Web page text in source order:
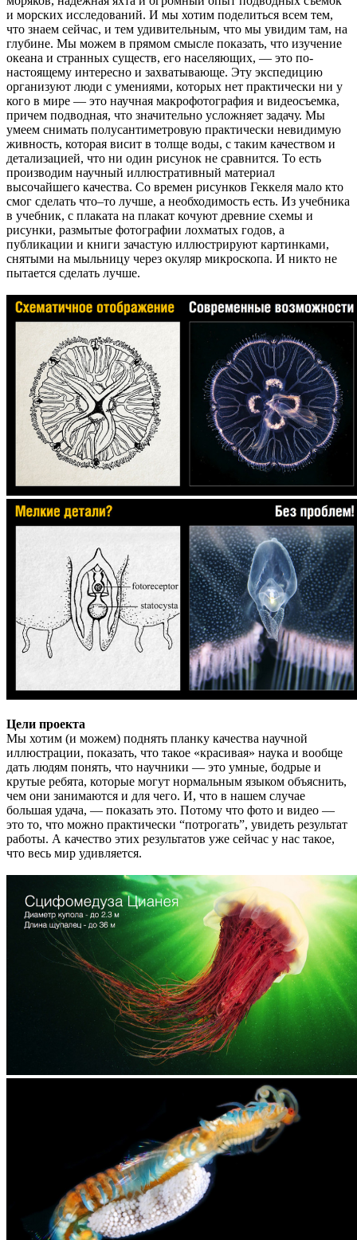
и морских исследований. И мы хотим поделиться всем тем,
что знаем сейчас, и тем удивительным, что мы увидим там, на
глубине. Мы можем в прямом смысле показать, что изучение
океана и странных существ, его населяющих, — это по-
настоящему интересно и захватывающе. Эту экспедицию
организуют люди с умениями, которых нет практически ни у
кого в мире — это научная макрофотография и видеосъемка,
причем подводная, что значительно усложняет задачу. Мы
умеем снимать полусантиметровую практически невидимую
живность, которая висит в толще воды, с таким качеством и
детализацией, что ни один рисунок не сравнится. То есть
производим научный иллюстративный материал
высочайшего качества. Со времен рисунков Геккеля мало кто
смог сделать что–то лучше, а необходимость есть. Из учебника
в учебник, с плаката на плакат кочуют древние схемы и
рисунки, размытые фотографии лохматых годов, а
публикации и книги зачастую иллюстрируют картинками,
снятыми на мыльницу через окуляр микроскопа. И никто не
пытается сделать лучше.
Цели проекта
Мы хотим (и можем) поднять планку качества научной
иллюстрации, показать, что такое «красивая» наука и вообще
дать людям понять, что научники — это умные, бодрые и
крутые ребята, которые могут нормальным языком объяснить,
чем они занимаются и для чего. И, что в нашем случае
большая удача, — показать это. Потому что фото и видео —
это то, что можно практически “потрогать”, увидеть результат
работы. А качество этих результатов уже сейчас у нас такое,
что весь мир удивляется.